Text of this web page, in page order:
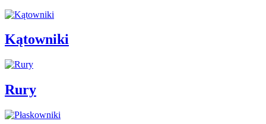
Kątowniki
Rury